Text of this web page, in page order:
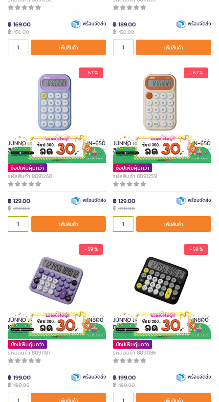
฿ 169.00
฿ 450.00
พร้อมจัดส่ง
เพิ่มสินค้า
฿ 189.00
฿ 450.00
พร้อมจัดส่ง
เพิ่มสินค้า
- 67 %
JUNNO เครื่องคิดเลข 12 หลัก รุ่น JN-650
สีม่วง
ช้อปเพิ่มคุ้มกว่า
รหัสสินค้า 8091260
฿ 129.00
฿ 390.00
พร้อมจัดส่ง
เพิ่มสินค้า
- 67 %
JUNNO เครื่องคิดเลข 12 หลัก รุ่น JN-650
สีส้ม
ช้อปเพิ่มคุ้มกว่า
รหัสสินค้า 8091259
฿ 129.00
฿ 390.00
พร้อมจัดส่ง
เพิ่มสินค้า
- 59 %
JUNNO เครื่องคิดเลข 12 หลัก รุ่น JN800
KURO สีม่วง
ช้อปเพิ่มคุ้มกว่า
รหัสสินค้า 8091187
฿ 199.00
฿ 490.00
พร้อมจัดส่ง
- 59 %
JUNNO เครื่องคิดเลข 12 หลัก รุ่น JN800
BADZ สีดำ
ช้อปเพิ่มคุ้มกว่า
รหัสสินค้า 8091186
฿ 199.00
฿ 490.00
พร้อมจัดส่ง